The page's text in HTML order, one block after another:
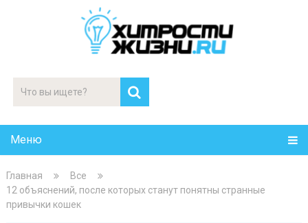
Меню
Главная
Все
12 объяснений, после которых станут понятны странные
привычки кошек